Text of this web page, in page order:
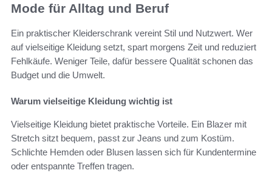
Mode für Alltag und Beruf
Ein praktischer Kleiderschrank vereint Stil und Nutzwert. Wer
auf vielseitige Kleidung setzt, spart morgens Zeit und reduziert
Fehlkäufe. Weniger Teile, dafür bessere Qualität schonen das
Budget und die Umwelt.
Warum vielseitige Kleidung wichtig ist
Vielseitige Kleidung bietet praktische Vorteile. Ein Blazer mit
Stretch sitzt bequem, passt zur Jeans und zum Kostüm.
Schlichte Hemden oder Blusen lassen sich für Kundentermine
oder entspannte Treffen tragen.